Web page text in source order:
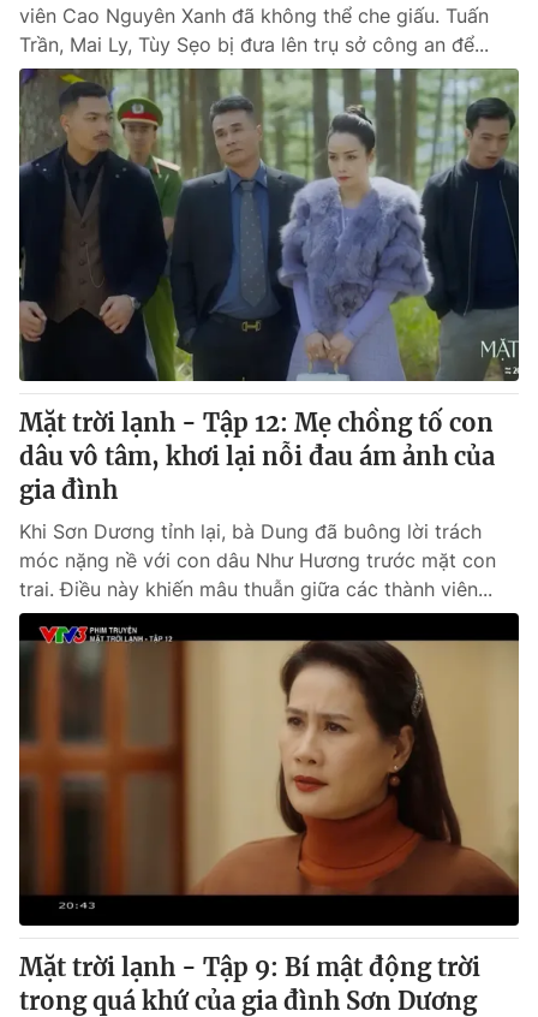
viên Cao Nguyên Xanh đã không thể che giấu. Tuấn
Trần, Mai Ly, Tùy Sẹo bị đưa lên trụ sở công an để...
Mặt trời lạnh - Tập 12: Mẹ chồng tố con
dâu vô tâm, khơi lại nỗi đau ám ảnh của
gia đình
Khi Sơn Dương tỉnh lại, bà Dung đã buông lời trách
móc nặng nề với con dâu Như Hương trước mặt con
trai. Điều này khiến mâu thuẫn giữa các thành viên...
Mặt trời lạnh - Tập 9: Bí mật động trời
trong quá khứ của gia đình Sơn Dương